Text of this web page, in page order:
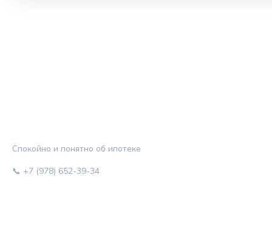
Спокойно и понятно об ипотеке
📞 +7 (978) 652-39-34